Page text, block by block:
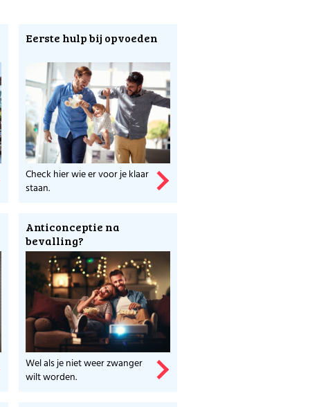
jullie je er beiden
gebruiken, maar
meer invloed dan
wel doen, is echt niet
jouw regels
dingen te delen,
Eerste hulp bij opvoeden
Check hier wie er voor je klaar
staan.
Anticonceptie na
bevalling?
Wel als je niet weer zwanger
wilt worden.